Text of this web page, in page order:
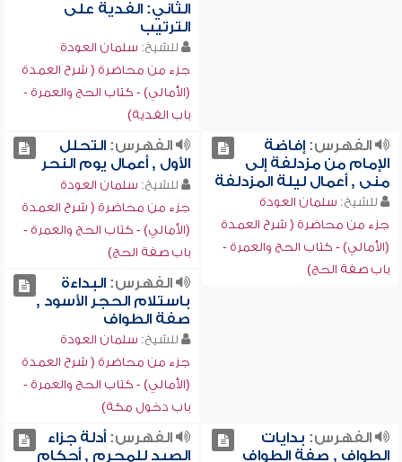
الثاني: الفدية على
الترتيب
للشيخ: سلمان العودة
جزء من محاضرة ( شرح العمدة
(الأمالي) - كتاب الحج والعمرة -
باب الفدية)
الفهرس:إفاضة
الإمام من مزدلفة إلى
منى , أعمال ليلة المزدلفة
للشيخ: سلمان العودة
جزء من محاضرة ( شرح العمدة
(الأمالي) - كتاب الحج والعمرة -
باب صفة الحج)
الفهرس:التحلل
الأول , أعمال يوم النحر
للشيخ: سلمان العودة
جزء من محاضرة ( شرح العمدة
(الأمالي) - كتاب الحج والعمرة -
باب صفة الحج)
الفهرس:البداءة
باستلام الحجر الأسود ,
صفة الطواف
للشيخ: سلمان العودة
جزء من محاضرة ( شرح العمدة
(الأمالي) - كتاب الحج والعمرة -
باب دخول مكة)
الفهرس: بدايات
الطواف , صفة الطواف
الفهرس:أدلة جزاء
الصيد للمحرم , أحكام